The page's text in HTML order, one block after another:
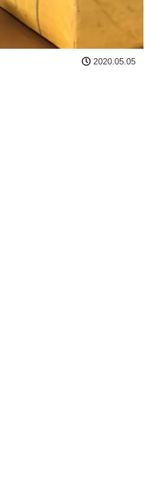
2020.05.05